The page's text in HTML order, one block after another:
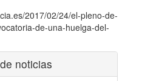
2017/02/24/el-pleno-de-
de-una-huelga-del-
noticias